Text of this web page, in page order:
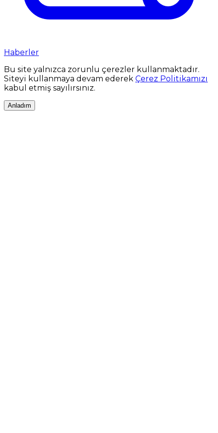
Haberler
Bu site yalnızca zorunlu çerezler kullanmaktadır.
Siteyi kullanmaya devam ederek Çerez Politikamızı
kabul etmiş sayılırsınız.
Anladım